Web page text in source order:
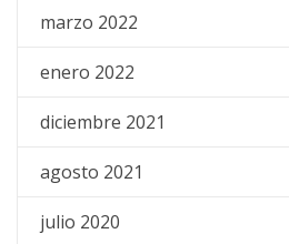
marzo 2022
enero 2022
diciembre 2021
agosto 2021
julio 2020